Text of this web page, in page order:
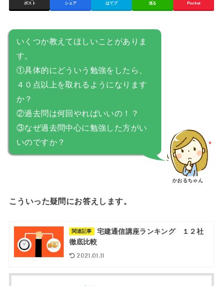
ポスト シェア はてブ 送る Pocket
いくつか教えてほしいことがありま
す。
①具体的にどういう勉強をしたら、
４０点以上を取れるようになります
か？
②過去問は何回やればいいの！？
③なぜ過去問中心に勉強した方がい
いのですか？
かおるちゃん
こういった疑問にお答えします。
関連記事
宅建通信講座ランキング １２社
徹底比較
2021.01.11